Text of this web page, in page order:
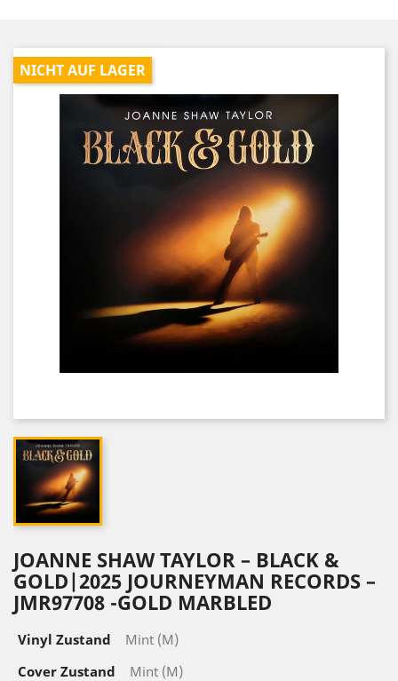
NICHT AUF LAGER
JOANNE SHAW TAYLOR – BLACK &
GOLD|2025 JOURNEYMAN RECORDS –
JMR97708 -GOLD MARBLED
Vinyl Zustand
Mint (M)
Cover Zustand
Mint (M)